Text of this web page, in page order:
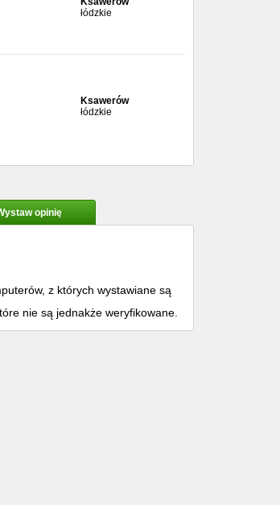
łódzkie
Ksawerów
łódzkie
opinię
z których wystawiane są
nie są jednakże weryfikowane.